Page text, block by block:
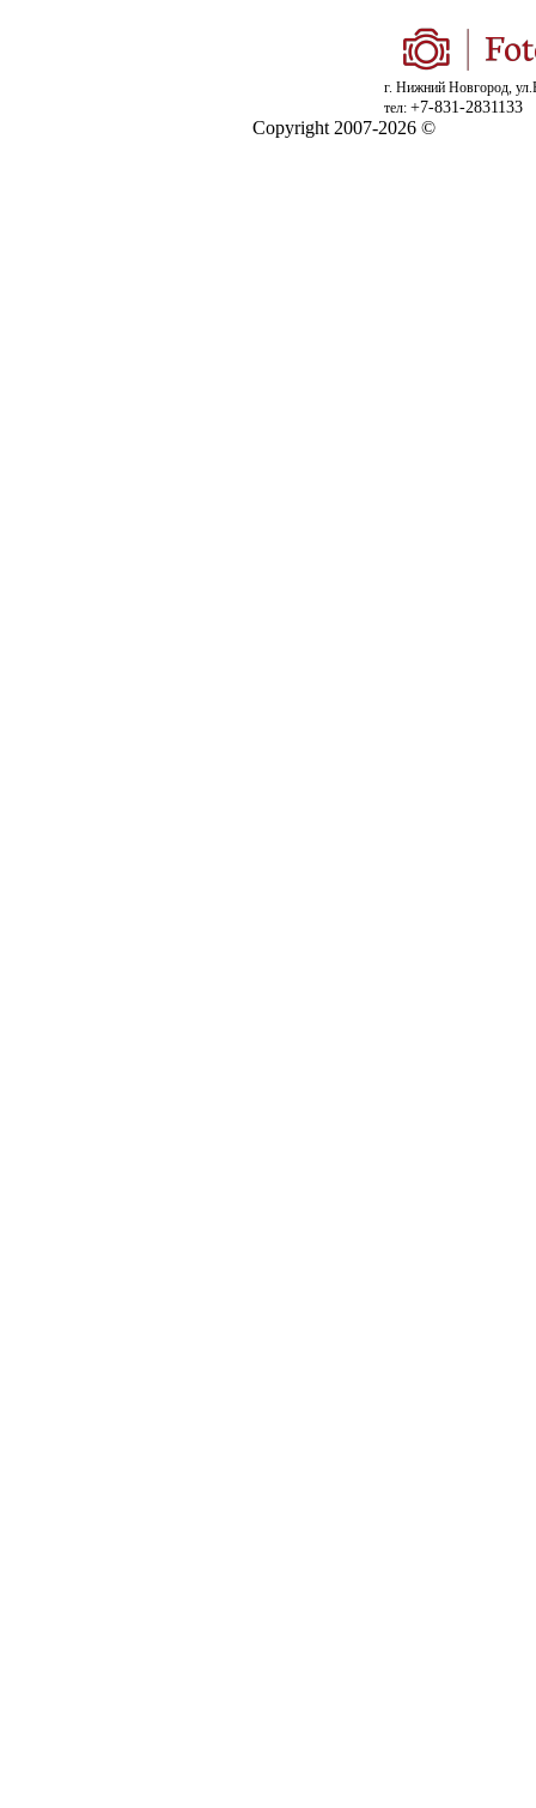
г. Нижний Новгород,
тел: +7-831-2831133
Copyright 2007-2026 ©